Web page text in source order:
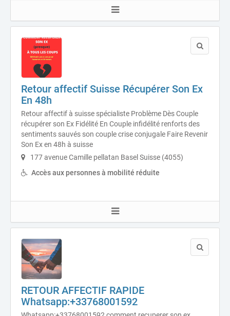
Retour affectif Suisse Récupérer Son Ex
En 48h
Retour affectif à suisse spécialiste Problème Dès Couple
récupérer son Ex Fidélité En Couple infidélité renforts des
sentiments sauvés son couple crise conjugale Faire Revenir
Son Ex en 48h à suisse
177 avenue Camille pellatan Basel Suisse (4055)
Accès aux personnes à mobilité réduite
RETOUR AFFECTIF RAPIDE
Whatsapp:+33768001592